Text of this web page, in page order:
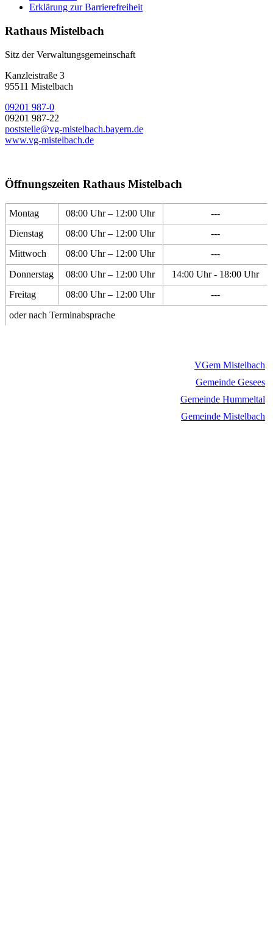
Erklärung zur Barrierefreiheit
Rathaus Mistelbach
Sitz der Verwaltungsgemeinschaft
Kanzleistraße 3
95511 Mistelbach
09201 987-0
09201 987-22
poststelle@vg-mistelbach.bayern.de
www.vg-mistelbach.de
Öffnungszeiten Rathaus Mistelbach
Montag 08:00 Uhr – 12:00 Uhr
---
Dienstag
08:00 Uhr – 12:00 Uhr
---
Mittwoch
08:00 Uhr – 12:00 Uhr
---
Donnerstag
08:00 Uhr – 12:00 Uhr
14:00 Uhr - 18:00 Uhr
Freitag
08:00 Uhr – 12:00 Uhr
---
oder nach Terminabsprache
VGem Mistelbach
Gemeinde Gesees
Gemeinde Hummeltal
Gemeinde Mistelbach